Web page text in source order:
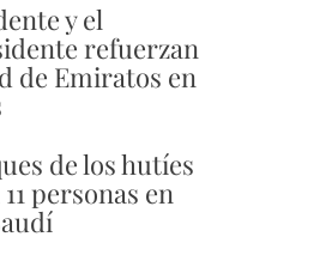
y el
refuerzan
de Emiratos en
de los hutíes
personas en